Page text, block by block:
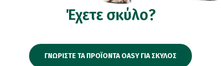
Έχετε σκύλο?
ΓΝΩΡΙΣΤΕ ΤΑ ΠΡΟΪΟΝΤΑ OASY ΓΙΑ ΣΚΥΛΟΣ